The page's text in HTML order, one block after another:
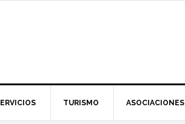
TURISMO ASOCIACIONES